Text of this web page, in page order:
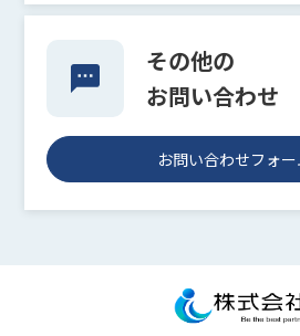
その他の
お問い合わせ
お問い合わせフォ